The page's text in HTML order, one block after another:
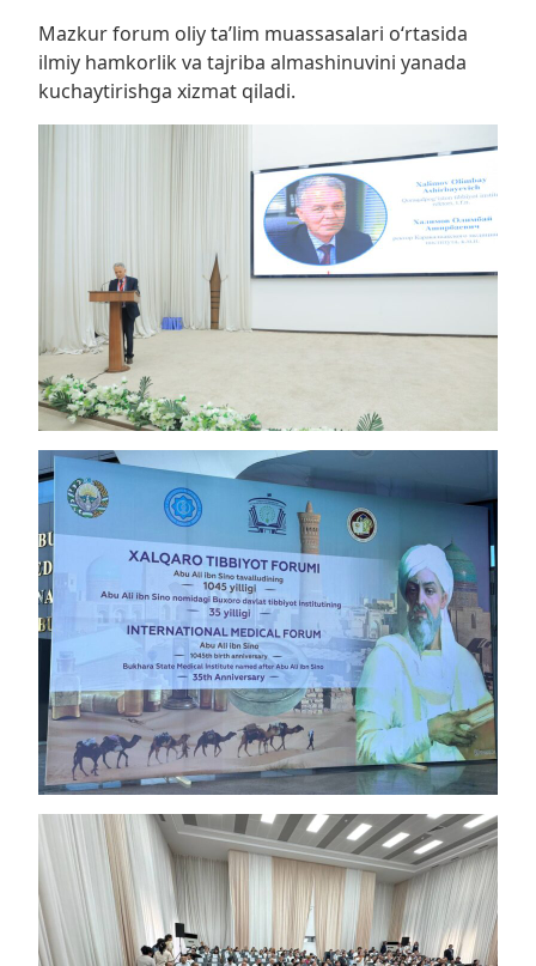
Mazkur forum oliy ta’lim muassasalari o‘rtasida
ilmiy hamkorlik va tajriba almashinuvini yanada
kuchaytirishga xizmat qiladi.